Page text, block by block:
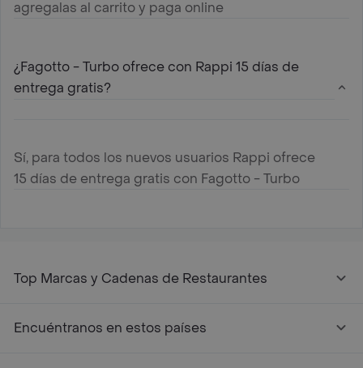
agregalas al carrito y paga online
¿Fagotto - Turbo ofrece con Rappi 15 días de
entrega gratis?
Sí, para todos los nuevos usuarios Rappi ofrece
15 días de entrega gratis con Fagotto - Turbo
Top Marcas y Cadenas de Restaurantes
Encuéntranos en estos países